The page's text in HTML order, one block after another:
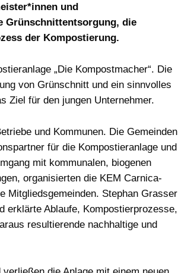
und
Grünschnittentsorgung, die
der Kompostierung.
„Die Kompostmacher“. Die
von Grünschnitt und ein sinnvolles
Ziel für den jungen Unternehmer.
und Kommunen. Die Gemeinden
für die Kompostieranlage und
mit kommunalen, biogenen
organisierten die KEM Carnica-
Mitgliedsgemeinden. Stephan Grasser
erklärte Ablaufe, Kompostierprozesse,
resultierende nachhaltige und